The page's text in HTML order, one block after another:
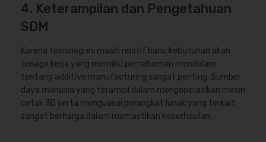
4. Keterampilan dan Pengetahuan
SDM
Karena teknologi ini masih relatif baru, kebutuhan akan
tenaga kerja yang memiliki pemahaman mendalam
tentang additive manufacturing sangat penting. Sumber
daya manusia yang terampil dalam mengoperasikan mesin
cetak 3D serta menguasai perangkat lunak yang terkait
sangat berharga dalam memastikan keberhasilan.